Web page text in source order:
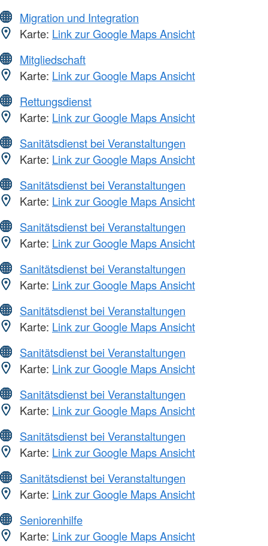
Migration und Integration
Karte: Link zur Google Maps Ansicht
Mitgliedschaft
Karte: Link zur Google Maps Ansicht
Rettungsdienst
Karte: Link zur Google Maps Ansicht
Sanitätsdienst bei Veranstaltungen
Karte: Link zur Google Maps Ansicht
Sanitätsdienst bei Veranstaltungen
Karte: Link zur Google Maps Ansicht
Sanitätsdienst bei Veranstaltungen
Karte: Link zur Google Maps Ansicht
Sanitätsdienst bei Veranstaltungen
Karte: Link zur Google Maps Ansicht
Sanitätsdienst bei Veranstaltungen
Karte: Link zur Google Maps Ansicht
Sanitätsdienst bei Veranstaltungen
Karte: Link zur Google Maps Ansicht
Sanitätsdienst bei Veranstaltungen
Karte: Link zur Google Maps Ansicht
Sanitätsdienst bei Veranstaltungen
Karte: Link zur Google Maps Ansicht
Sanitätsdienst bei Veranstaltungen
Karte: Link zur Google Maps Ansicht
Seniorenhilfe
Karte: Link zur Google Maps Ansicht